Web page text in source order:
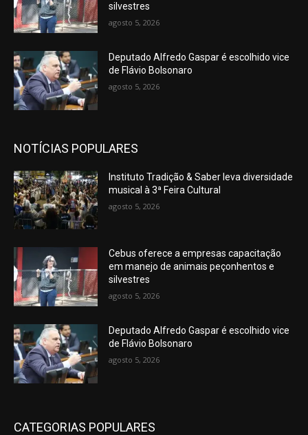
silvestres
agosto 5, 2026
Deputado Alfredo Gaspar é escolhido vice
de Flávio Bolsonaro
agosto 5, 2026
NOTÍCIAS POPULARES
Instituto Tradição & Saber leva diversidade
musical à 3ª Feira Cultural
agosto 5, 2026
Cebus oferece a empresas capacitação
em manejo de animais peçonhentos e
silvestres
agosto 5, 2026
Deputado Alfredo Gaspar é escolhido vice
de Flávio Bolsonaro
agosto 5, 2026
CATEGORIAS POPULARES